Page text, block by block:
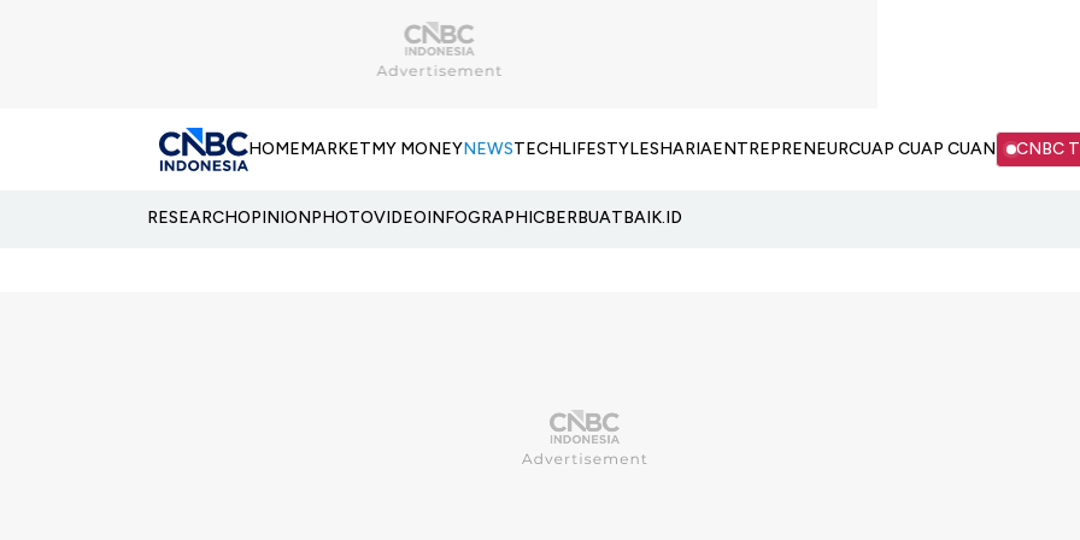
HOMEMARKETMY MONEYNEWSTECHLIFESTYLESHARIAENTREPRENEURCUAP CUAP CUAN CNBC
RESEARCHOPINIONPHOTOVIDEOINFOGRAPHICBERBUATBAIK.ID